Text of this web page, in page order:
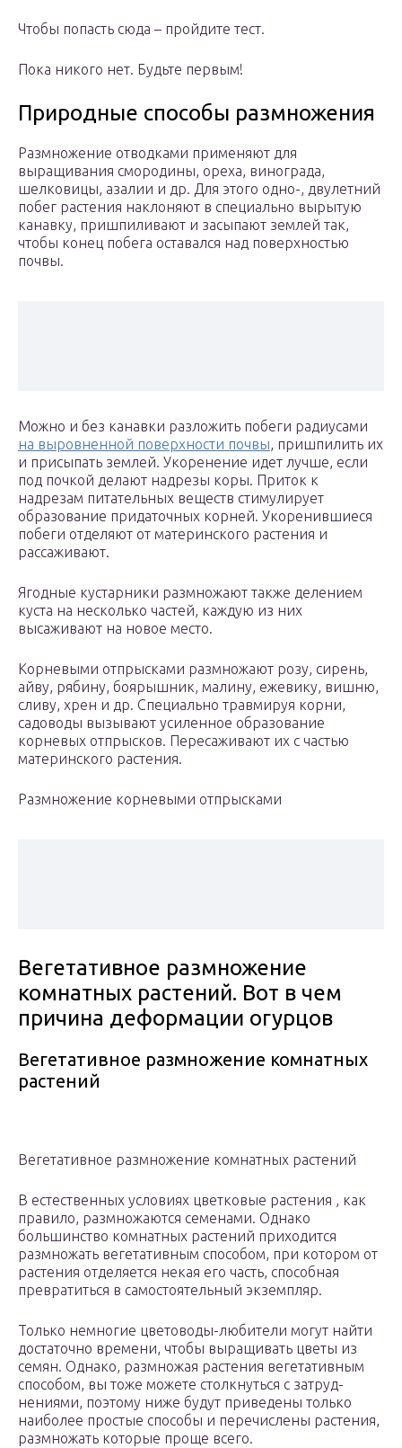
Чтобы попасть сюда – пройдите тест.
Пока никого нет. Будьте первым!
Природные способы размножения
Размножение отводками применяют для
выращивания смородины, ореха, винограда,
шелковицы, азалии и др. Для этого одно-, двулетний
побег растения наклоняют в специально вырытую
канавку, пришпиливают и засыпают землей так,
чтобы конец побега оставался над поверхностью
почвы.
Можно и без канавки разложить побеги радиусами
на выровненной поверхности почвы, пришпилить их
и присыпать землей. Укоренение идет лучше, если
под почкой делают надрезы коры. Приток к
надрезам питательных веществ стимулирует
образование придаточных корней. Укоренившиеся
побеги отделяют от материнского растения и
рассаживают.
Ягодные кустарники размножают также делением
куста на несколько частей, каждую из них
высаживают на новое место.
Корневыми отпрысками размножают розу, сирень,
айву, рябину, боярышник, малину, ежевику, вишню,
сливу, хрен и др. Специально травмируя корни,
садоводы вызывают усиленное образование
корневых отпрысков. Пересаживают их с частью
материнского растения.
Размножение корневыми отпрысками
Вегетативное размножение
комнатных растений. Вот в чем
причина деформации огурцов
Вегетативное размножение комнатных
растений
Вегетативное размножение комнатных растений
В естественных условиях цветковые растения , как
правило, размно­жаются семенами. Однако
большинство комнатных растений прихо­дится
размножать вегетативным способом, при котором от
растения отделяется некая его часть, способная
превратиться в самостоятель­ный экземпляр.
Только немногие цветоводы-любители могут найти
достаточно времени, чтобы выращивать цветы из
семян. Однако, размножая рас­тения вегетативным
способом, вы тоже можете столкнуться с затруд­
нениями, поэтому ниже будут приведены только
наиболее простые способы и перечислены растения,
размножать которые проще всего.